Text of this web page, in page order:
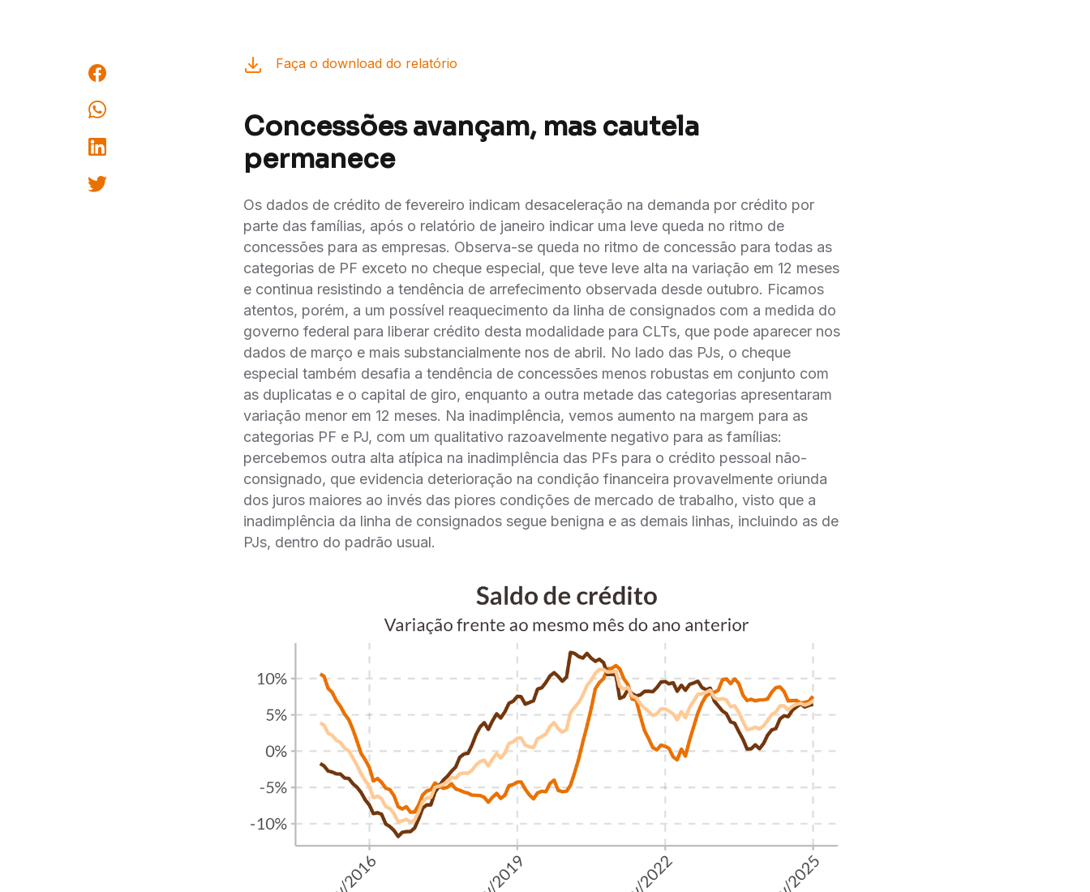
Faça o download do relatório
Concessões avançam, mas cautela
permanece
Os dados de crédito de fevereiro indicam desaceleração na demanda por crédito por
parte das famílias, após o relatório de janeiro indicar uma leve queda no ritmo de
concessões para as empresas. Observa-se queda no ritmo de concessão para todas as
categorias de PF exceto no cheque especial, que teve leve alta na variação em 12 meses
e continua resistindo a tendência de arrefecimento observada desde outubro. Ficamos
atentos, porém, a um possível reaquecimento da linha de consignados com a medida do
governo federal para liberar crédito desta modalidade para CLTs, que pode aparecer nos
dados de março e mais substancialmente nos de abril. No lado das PJs, o cheque
especial também desafia a tendência de concessões menos robustas em conjunto com
as duplicatas e o capital de giro, enquanto a outra metade das categorias apresentaram
variação menor em 12 meses. Na inadimplência, vemos aumento na margem para as
categorias PF e PJ, com um qualitativo razoavelmente negativo para as famílias:
percebemos outra alta atípica na inadimplência das PFs para o crédito pessoal não-
consignado, que evidencia deterioração na condição financeira provavelmente oriunda
dos juros maiores ao invés das piores condições de mercado de trabalho, visto que a
inadimplência da linha de consignados segue benigna e as demais linhas, incluindo as de
PJs, dentro do padrão usual.